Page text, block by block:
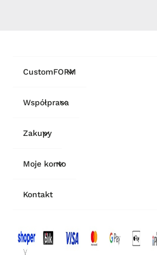
CustomFORM
Współpraca
Zakupy
Moje konto
Kontakt